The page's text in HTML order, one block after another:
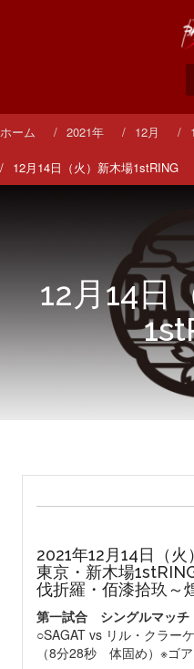
ス
キ
プ
ホーム 2021年 12月
12月14日（火）新木場1stRING
12月14日
2021年12月14日（
東京・新木場
伐折羅・佰漆拾玖
第一試合 シングルマッ
○SAGAT vs リル・クラー
（8分28秒 体固め）※ゴ